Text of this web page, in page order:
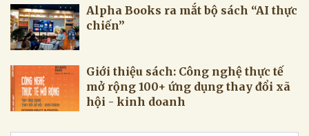
Alpha Books ra mắt bộ sách “AI thực
chiến”
Giới thiệu sách: Công nghệ thực tế
mở rộng 100+ ứng dụng thay đổi xã
hội - kinh doanh